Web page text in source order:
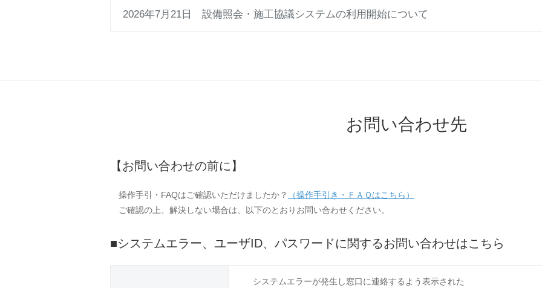
2026年7月21日 設備照会・施工協議システムの利用開始について
お問い合わせ先
【お問い合わせの前に】
操作手引・FAQはご確認いただけましたか？
（操作手引き・ＦＡＱはこちら）
ご確認の上、解決しない場合は、以下のとおりお問い合わせください。
■システムエラー、ユーザID、パスワードに関するお問い合わせはこちら
システムエラーが発生し窓口に連絡するよう表示された